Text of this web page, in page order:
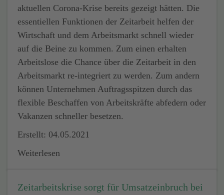
aktuellen Corona-Krise bereits gezeigt hätten. Die
essentiellen Funktionen der Zeitarbeit helfen der
Wirtschaft und dem Arbeitsmarkt schnell wieder
auf die Beine zu kommen. Zum einen erhalten
Arbeitslose die Chance über die Zeitarbeit in den
Arbeitsmarkt re-integriert zu werden. Zum andern
können Unternehmen Auftragsspitzen durch das
flexible Beschaffen von Arbeitskräfte abfedern oder
Vakanzen schneller besetzen.
Erstellt: 04.05.2021
Weiterlesen
Zeitarbeitskrise sorgt für Umsatzeinbruch bei